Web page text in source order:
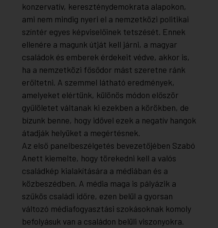
konzervatív, kereszténydemokrata alapokon,
ami nem mindig nyeri el a nemzetközi politikai
színtér egyes képviselőinek tetszését. Ennek
ellenére a magunk útját kell járni, a magyar
családok és emberek érdekeit védve, akkor is,
ha a nemzetközi fősődor mást szeretne ránk
erőltetni. A szemmel látható eredmények,
amelyeket elértünk, különös módon először
gyűlöletet váltanak ki ezekben a körökben, de
bízunk benne, hogy idővel ezek a negatív hangok
átadják helyüket a megértésnek.
Az első panelbeszélgetés bevezetőjében Szabó
Anett kiemelte, hogy törekedni kell a valós
családkép kialakítására a médiában és a
közbeszédben. A média maga is pályázik a
szűkös családi időre, ezen belül a gyorsan
változó médiafogyasztási szokásoknak komoly
befolyásuk van a családon belüli viszonyokra.